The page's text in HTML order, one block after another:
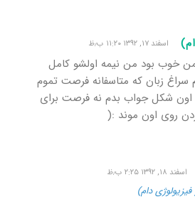
اسفند ۱۷, ۱۳۹۲ ۱۱:۲۰ ب٫ظ
من خوب بود من نیمه اولشو کامل
زبان که متاسفانه فرصت تموم
اون شکل جواب بدم نه فرصت برای
روی اون موند :(
اسفند ۱۸, ۱۳۹۲ ۲:۲۵ ب٫ظ
دام)